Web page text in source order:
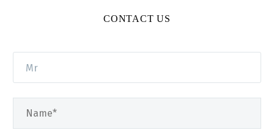
CONTACT US
Mr